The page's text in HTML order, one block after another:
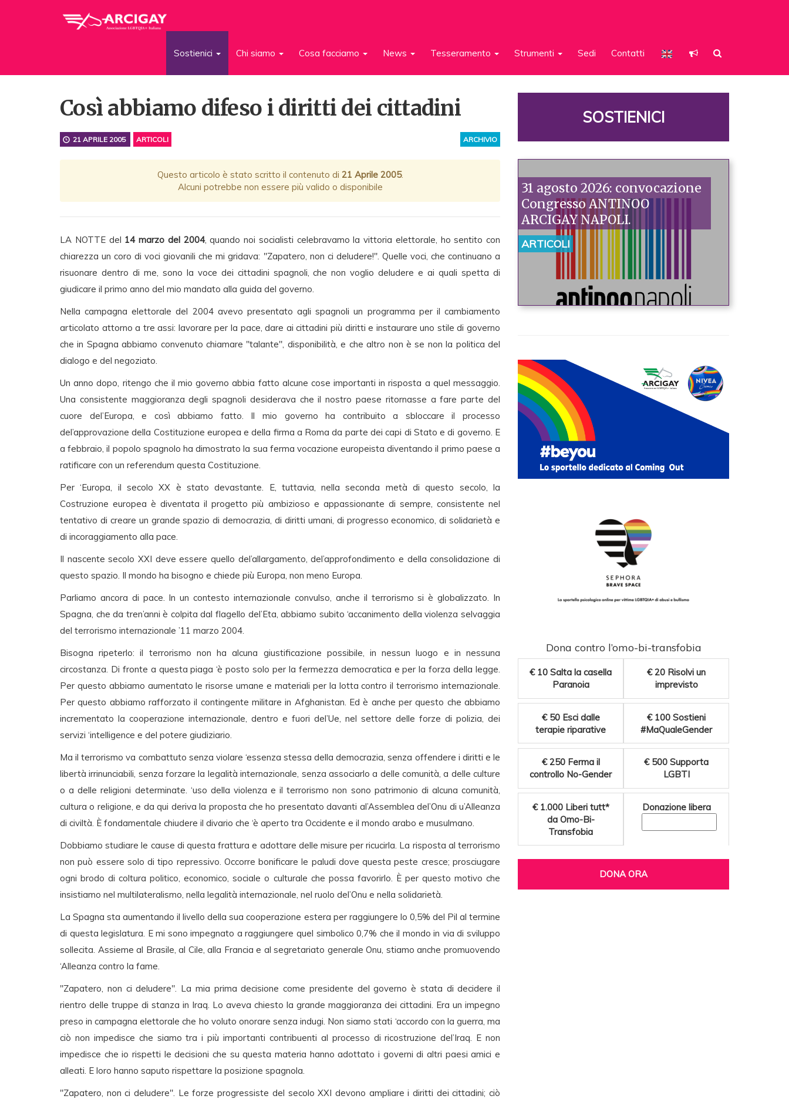
Sostienici Chi siamo Cosa facciamo News Tesseramento Strumenti Sedi Contatti
Così abbiamo difeso i diritti dei cittadini
ARCHIVIO
21 APRILE 2005 ARTICOLI
Questo articolo è stato scritto il contenuto di 21 Aprile 2005.
Alcuni potrebbe non essere più valido o disponibile
LA NOTTE del 14 marzo del 2004, quando noi socialisti celebravamo la vittoria elettorale, ho sentito con
chiarezza un coro di voci giovanili che mi gridava: "Zapatero, non ci deludere!". Quelle voci, che continuano a
risuonare dentro di me, sono la voce dei cittadini spagnoli, che non voglio deludere e ai quali spetta di
giudicare il primo anno del mio mandato alla guida del governo.
Nella campagna elettorale del 2004 avevo presentato agli spagnoli un programma per il cambiamento
articolato attorno a tre assi: lavorare per la pace, dare ai cittadini più diritti e instaurare uno stile di governo
che in Spagna abbiamo convenuto chiamare "talante", disponibilità, e che altro non è se non la politica del
dialogo e del negoziato.
Un anno dopo, ritengo che il mio governo abbia fatto alcune cose importanti in risposta a quel messaggio.
Una consistente maggioranza degli spagnoli desiderava che il nostro paese ritornasse a fare parte del
cuore del’Europa, e così abbiamo fatto. Il mio governo ha contribuito a sbloccare il processo
del’approvazione della Costituzione europea e della firma a Roma da parte dei capi di Stato e di governo. E
a febbraio, il popolo spagnolo ha dimostrato la sua ferma vocazione europeista diventando il primo paese a
ratificare con un referendum questa Costituzione.
Per ‘Europa, il secolo XX è stato devastante. E, tuttavia, nella seconda metà di questo secolo, la
Costruzione europea è diventata il progetto più ambizioso e appassionante di sempre, consistente nel
tentativo di creare un grande spazio di democrazia, di diritti umani, di progresso economico, di solidarietà e
di incoraggiamento alla pace.
Il nascente secolo XXI deve essere quello del’allargamento, del’approfondimento e della consolidazione di
questo spazio. Il mondo ha bisogno e chiede più Europa, non meno Europa.
Parliamo ancora di pace. In un contesto internazionale convulso, anche il terrorismo si è globalizzato. In
Spagna, che da tren’anni è colpita dal flagello del’Eta, abbiamo subito ‘accanimento della violenza selvaggia
del terrorismo internazionale ’11 marzo 2004.
Bisogna ripeterlo: il terrorismo non ha alcuna giustificazione possibile, in nessun luogo e in nessuna
circostanza. Di fronte a questa piaga ‘è posto solo per la fermezza democratica e per la forza della legge.
Per questo abbiamo aumentato le risorse umane e materiali per la lotta contro il terrorismo internazionale.
Per questo abbiamo rafforzato il contingente militare in Afghanistan. Ed è anche per questo che abbiamo
incrementato la cooperazione internazionale, dentro e fuori del’Ue, nel settore delle forze di polizia, dei
servizi ‘intelligence e del potere giudiziario.
Ma il terrorismo va combattuto senza violare ‘essenza stessa della democrazia, senza offendere i diritti e le
libertà irrinunciabili, senza forzare la legalità internazionale, senza associarlo a delle comunità, a delle culture
o a delle religioni determinate. ‘uso della violenza e il terrorismo non sono patrimonio di alcuna comunità,
cultura o religione, e da qui deriva la proposta che ho presentato davanti al’Assemblea del’Onu di u’Alleanza
di civiltà. È fondamentale chiudere il divario che ‘è aperto tra Occidente e il mondo arabo e musulmano.
Dobbiamo studiare le cause di questa frattura e adottare delle misure per ricucirla. La risposta al terrorismo
non può essere solo di tipo repressivo. Occorre bonificare le paludi dove questa peste cresce; prosciugare
ogni brodo di coltura politico, economico, sociale o culturale che possa favorirlo. È per questo motivo che
insistiamo nel multilateralismo, nella legalità internazionale, nel ruolo del’Onu e nella solidarietà.
La Spagna sta aumentando il livello della sua cooperazione estera per raggiungere lo 0,5% del Pil al termine
di questa legislatura. E mi sono impegnato a raggiungere quel simbolico 0,7% che il mondo in via di sviluppo
sollecita. Assieme al Brasile, al Cile, alla Francia e al segretariato generale Onu, stiamo anche promuovendo
‘Alleanza contro la fame.
"Zapatero, non ci deludere". La mia prima decisione come presidente del governo è stata di decidere il
rientro delle truppe di stanza in Iraq. Lo aveva chiesto la grande maggioranza dei cittadini. Era un impegno
preso in campagna elettorale che ho voluto onorare senza indugi. Non siamo stati ‘accordo con la guerra, ma
ciò non impedisce che siamo tra i più importanti contribuenti al processo di ricostruzione del’Iraq. E non
impedisce che io rispetti le decisioni che su questa materia hanno adottato i governi di altri paesi amici e
alleati. E loro hanno saputo rispettare la posizione spagnola.
"Zapatero, non ci deludere". Le forze progressiste del secolo XXI devono ampliare i diritti dei cittadini; ciò
SOSTIENICI
31 agosto 2026: convocazione
Congresso ANTINOO
ARCIGAY NAPOLI.
ARTICOLI
Dona contro l’omo-bi-transfobia
€ 10 Salta la casella
Paranoia
€ 20 Risolvi un
imprevisto
€ 50 Esci dalle
terapie riparative
€ 100 Sostieni
#MaQualeGender
€ 250 Ferma il
controllo No-Gender
€ 500 Supporta
LGBTI
€ 1.000 Liberi tutt*
da Omo-Bi-
Transfobia
Donazione libera
DONA ORA